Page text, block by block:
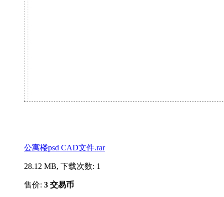
公寓楼psd CAD文件.rar
28.12 MB, 下载次数: 1
售价: 3 交易币